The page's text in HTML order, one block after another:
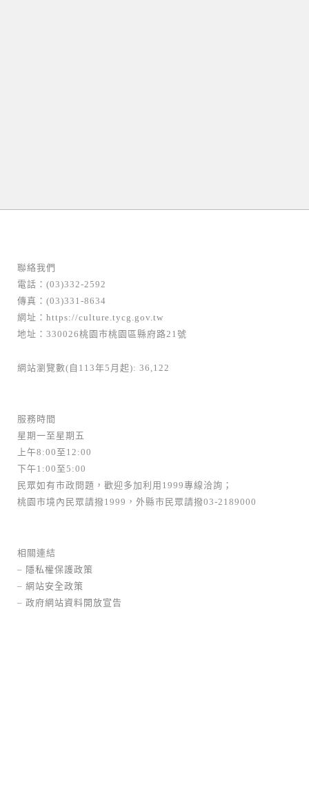
聯絡我們
電話：(03)332-2592
傳真：(03)331-8634
網址： https://culture.tycg.gov.tw
地址：330026桃園市桃園區縣府路21號
網站瀏覽數(自113年5月起): 36,122
服務時間
星期一至星期五
上午8:00至12:00
下午1:00至5:00
民眾如有市政問題，歡迎多加利用1999專線洽詢；
桃園市境內民眾請撥1999，外縣市民眾請撥03-2189000
相關連結
– 隱私權保護政策
– 網站安全政策
– 政府網站資料開放宣告